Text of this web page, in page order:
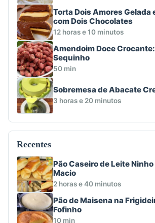
Torta Dois Amores Gelada
com Dois Chocolates
12 horas e 10 minutos
Amendoim Doce
Sequinho
50 min
Sobremesa de Abacate
3 horas e 20 minutos
Recentes
Pão Caseiro de Leite
Macio
2 horas e 40 minutos
Pão de Maisena na
Fofinho
10 min